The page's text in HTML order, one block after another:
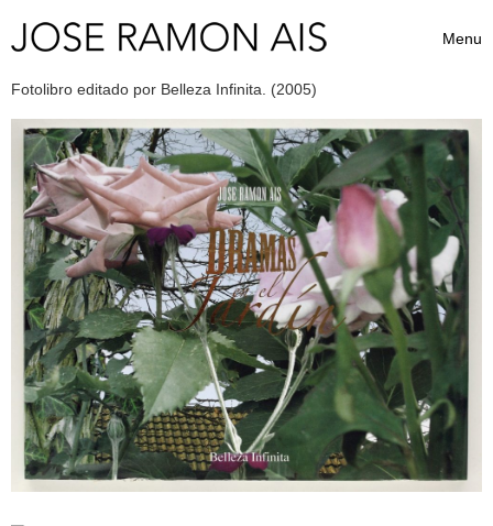
Menu
Fotolibro editado por Belleza Infinita. (2005)